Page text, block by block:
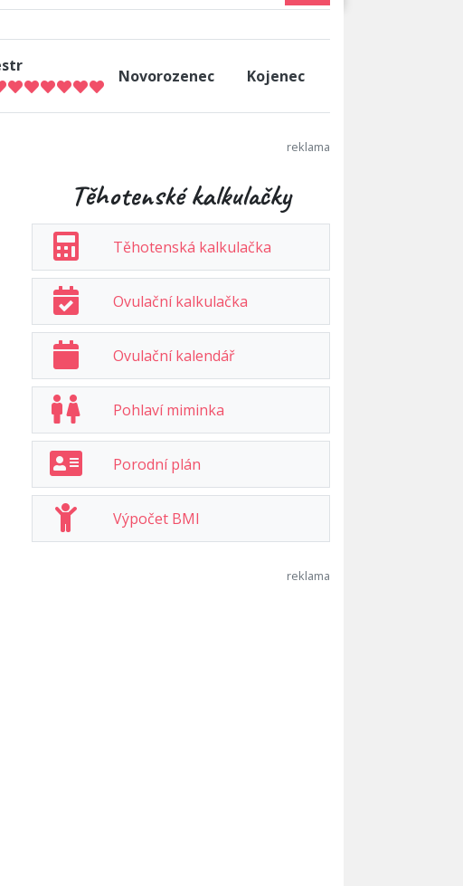
Novorozenec Kojenec
Těhotenské kalkulačky
Těhotenská kalkulačka
Ovulační kalkulačka
Ovulační kalendář
Pohlaví miminka
Porodní plán
Výpočet BMI